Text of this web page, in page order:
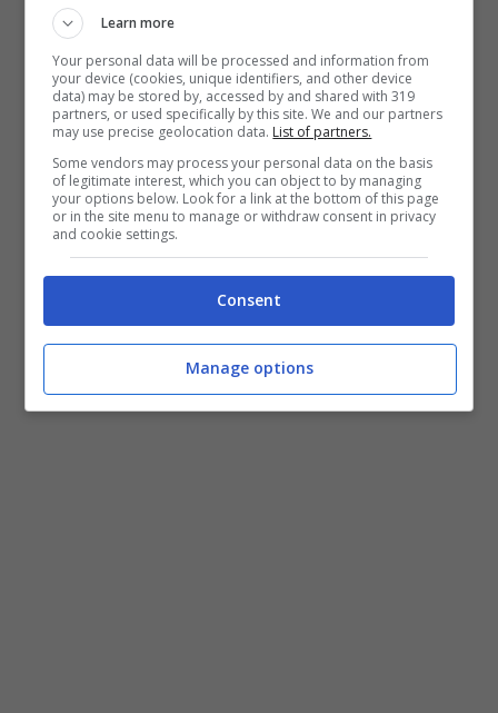
approfondita, a presto con il
abbiamo catturato durante l’incontro.
Learn more
Your personal data will be processed and information from
your device (cookies, unique identifiers, and other device
data) may be stored by, accessed by and shared with 319
partners, or used specifically by this site. We and our partners
may use precise geolocation data. List of partners.
Some vendors may process your personal data on the basis
of legitimate interest, which you can object to by managing
your options below. Look for a link at the bottom of this page
or in the site menu to manage or withdraw consent in privacy
and cookie settings.
Consent
Manage options